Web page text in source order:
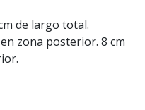
de largo total.
zona posterior. 8 cm